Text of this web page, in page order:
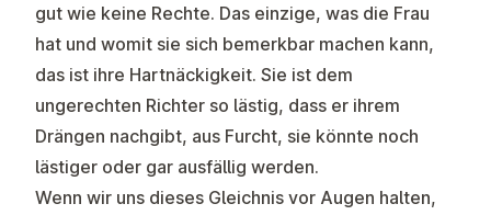
gut wie keine Rechte. Das einzige, was die Frau
hat und womit sie sich bemerkbar machen kann,
das ist ihre Hartnäckigkeit. Sie ist dem
ungerechten Richter so lästig, dass er ihrem
Drängen nachgibt, aus Furcht, sie könnte noch
lästiger oder gar ausfällig werden.
Wenn wir uns dieses Gleichnis vor Augen halten,